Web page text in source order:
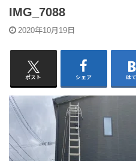
IMG_7088
2020年10月19日
ポスト シェア は